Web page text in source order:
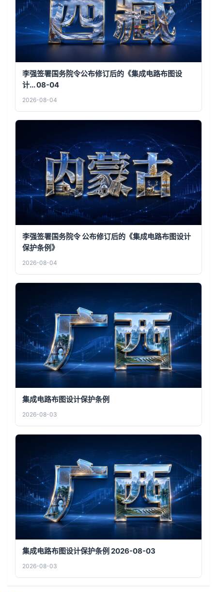
李强签署国务院令公布修订后的《集成电路布图设
计... 08-04
2026-08-04
李强签署国务院令 公布修订后的《集成电路布图设计
保护条例》
2026-08-04
集成电路布图设计保护条例
2026-08-03
集成电路布图设计保护条例 2026-08-03
2026-08-03